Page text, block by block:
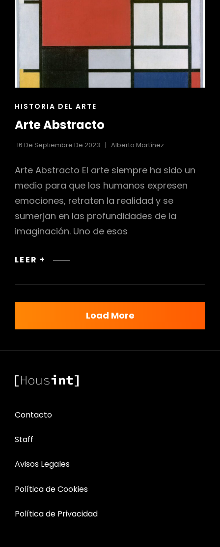
ENLACES
LAS
HISTORIA DEL ARTE
Arte Abstracto
16 De Septiembre De 2023 Alberto Martínez
Arte Abstracto El arte siempre ha sido un
medio para que los humanos expresen
emociones, retraten la realidad y se
sumerjan en las profundidades de la
imaginación. Uno de esos
LEER +
ARTE
Load More
Contacto
Staff
Avisos Legales
Política de Cookies
Política de Privacidad